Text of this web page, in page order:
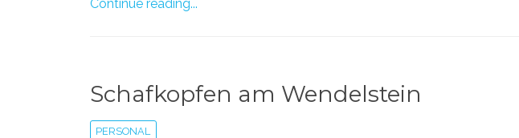
Continue reading...
Schafkopfen am Wendelstein
PERSONAL